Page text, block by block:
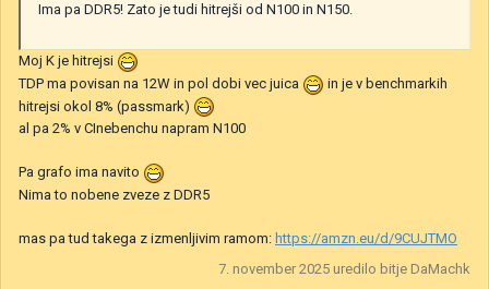
Ima pa DDR5! Zato je tudi hitrejši od N100 in N150.
Moj K je hitrejsi
TDP ma povisan na 12W in pol dobi vec juica
in je v benchmarkih
hitrejsi okol 8% (passmark)
al pa 2% v CInebenchu napram N100
Pa grafo ima navito
Nima to nobene zveze z DDR5
mas pa tud takega z izmenljivim ramom: https://amzn.eu/d/9CUJTMO
7. november 2025 uredilo bitje DaMachk